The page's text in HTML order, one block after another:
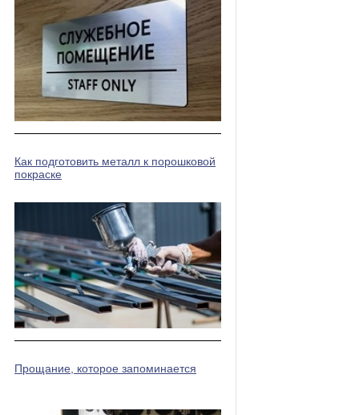
Как подготовить металл к порошковой
покраске
Прощание, которое запоминается